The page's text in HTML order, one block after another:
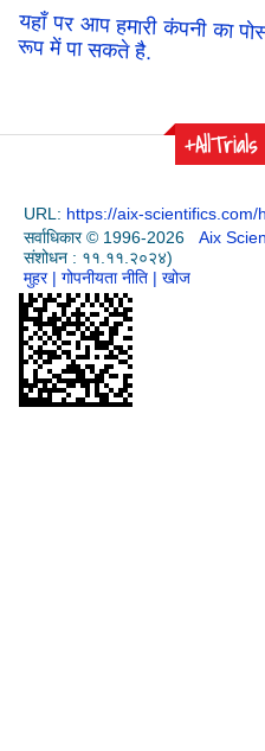
यहाँ पर आप हमारी कंपनी का
रूप में पा सकते है.
+AllTrials
URL: https://aix-scientifics.com/
सर्वाधिकार © 1996-2026 Aix
संशोधन : ११.११.२०२४)
मुहर | गोपनीयता नीति | खोज